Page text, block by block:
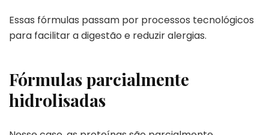
Essas fórmulas passam por processos tecnológicos
para facilitar a digestão e reduzir alergias.
Fórmulas parcialmente
hidrolisadas